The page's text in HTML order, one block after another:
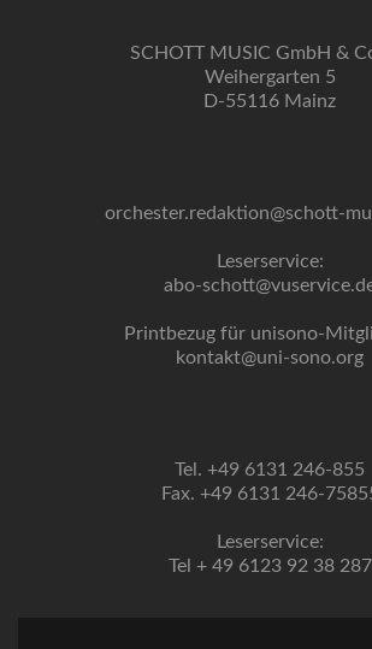
SCHOTT MUSIC GmbH &
Weihergarten 5
D-55116 Mainz
orchester.redaktion@schott-
Leserservice:
abo-
Printbezug für unisono-
kontakt@uni-sono.org
Tel. +49 6131 246-855
Fax. +49 6131 246-
Leserservice:
Tel + 49 6123 92 38 287